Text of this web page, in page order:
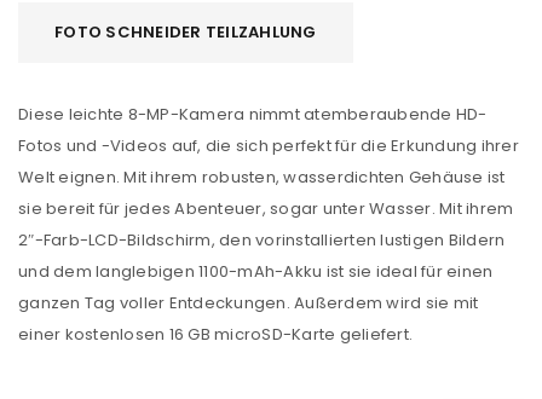
FOTO SCHNEIDER TEILZAHLUNG
Diese leichte 8-MP-Kamera nimmt atemberaubende HD-
Fotos und -Videos auf, die sich perfekt für die Erkundung ihrer
Welt eignen. Mit ihrem robusten, wasserdichten Gehäuse ist
sie bereit für jedes Abenteuer, sogar unter Wasser. Mit ihrem
2″-Farb-LCD-Bildschirm, den vorinstallierten lustigen Bildern
und dem langlebigen 1100-mAh-Akku ist sie ideal für einen
ganzen Tag voller Entdeckungen. Außerdem wird sie mit
einer kostenlosen 16 GB microSD-Karte geliefert.